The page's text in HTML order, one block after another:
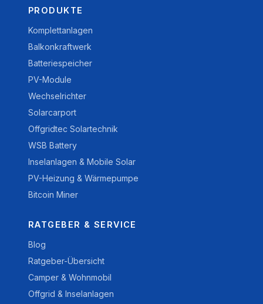
PRODUKTE
Komplettanlagen
Balkonkraftwerk
Batteriespeicher
PV-Module
Wechselrichter
Solarcarport
Offgridtec Solartechnik
WSB Battery
Inselanlagen & Mobile Solar
PV-Heizung & Wärmepumpe
Bitcoin Miner
RATGEBER & SERVICE
Blog
Ratgeber-Übersicht
Camper & Wohnmobil
Offgrid & Inselanlagen